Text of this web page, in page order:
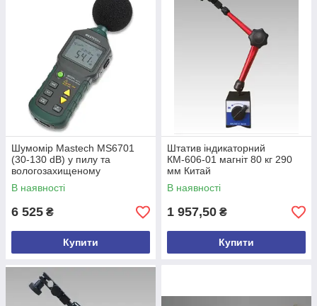
Шумомір Mastech MS6701
(30-130 dB) у пилу та
вологозахищеному
прогумованому корпусі ПО
Китай
В наявності
6 525 ₴
Купити
Штатив індикаторний
КМ-606-01 магніт 80 кг 290
мм Китай
В наявності
1 957,50 ₴
Купити